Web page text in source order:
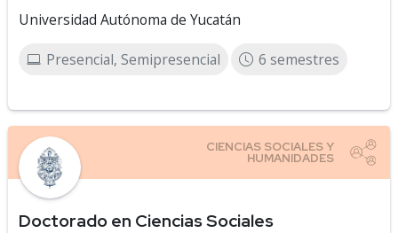
Universidad Autónoma de Yucatán
Presencial, Semipresencial 6 semestres
Doctorado en Ciencias Sociales